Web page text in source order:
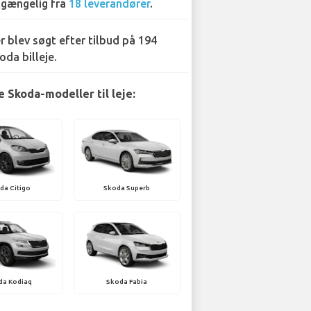
fra 18 leverandører.
blev søgt efter tilbud på 194
billeje.
Skoda-modeller til leje:
Citigo Skoda Superb
Kodiaq Skoda Fabia